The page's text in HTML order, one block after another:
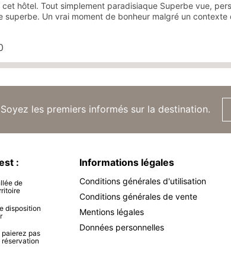
hôtel. Tout simplement paradisiaque Superbe vue,
superbe. Un vrai moment de bonheur malgré un
Soyez les premiers informés sur la destination.
Informations légales
Conditions générales d'utilisation
Conditions générales de vente
Mentions légales
Données personnelles
:
de
disposition
paierez pas
réservation